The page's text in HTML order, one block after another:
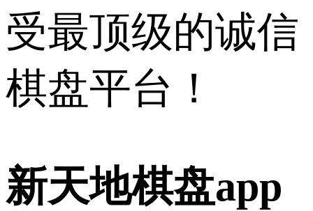
受最顶级的诚信
棋盘平台！
新天地棋盘app